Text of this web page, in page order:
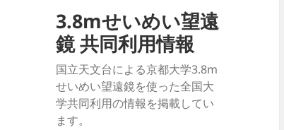
3.8mせいめい望遠
鏡 共同利用情報
国立天文台による京都大学3.8m
せいめい望遠鏡を使った全国大
学共同利用の情報を掲載してい
ます。